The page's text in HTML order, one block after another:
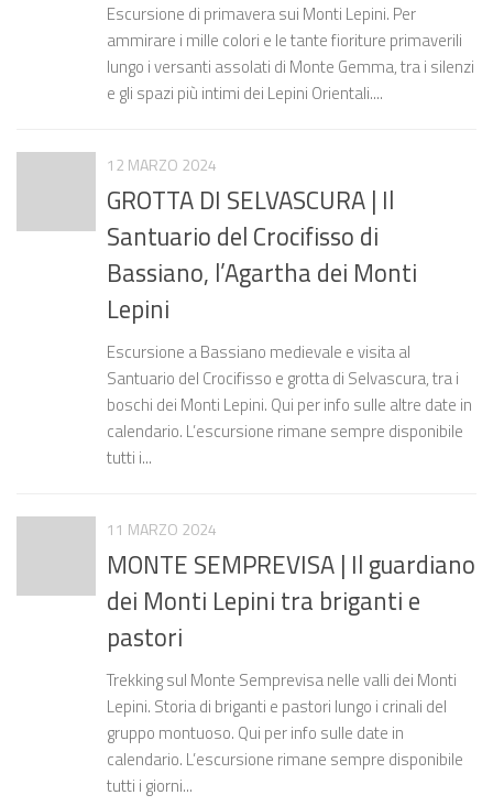
Escursione di primavera sui Monti Lepini. Per
ammirare i mille colori e le tante fioriture primaverili
lungo i versanti assolati di Monte Gemma, tra i silenzi
e gli spazi più intimi dei Lepini Orientali....
12 MARZO 2024
GROTTA DI SELVASCURA | Il
Santuario del Crocifisso di
Bassiano, l’Agartha dei Monti
Lepini
Escursione a Bassiano medievale e visita al
Santuario del Crocifisso e grotta di Selvascura, tra i
boschi dei Monti Lepini. Qui per info sulle altre date in
calendario. L’escursione rimane sempre disponibile
tutti i...
11 MARZO 2024
MONTE SEMPREVISA | Il guardiano
dei Monti Lepini tra briganti e
pastori
Trekking sul Monte Semprevisa nelle valli dei Monti
Lepini. Storia di briganti e pastori lungo i crinali del
gruppo montuoso. Qui per info sulle date in
calendario. L’escursione rimane sempre disponibile
tutti i giorni...